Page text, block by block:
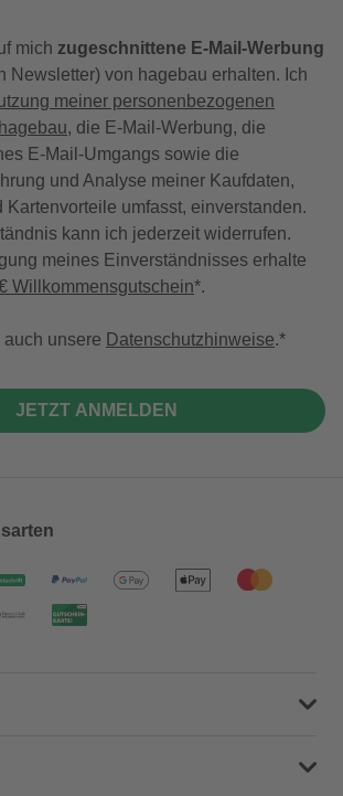
mich zugeschnittene E-Mail-Werbung
Newsletter) von hagebau erhalten. Ich
meiner personenbezogenen
, die E-Mail-Werbung, die
E-Mail-Umgangs sowie die
und Analyse meiner Kaufdaten,
Kartenvorteile umfasst, einverstanden.
kann ich jederzeit widerrufen.
meines Einverständnisses erhalte
Willkommensgutschein*.
auch unsere Datenschutzhinweise.
JETZT ANMELDEN
uns